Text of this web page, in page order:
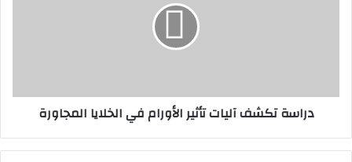
دراسة تكشف آليات تأثير الأورام في الخلايا المجاورة